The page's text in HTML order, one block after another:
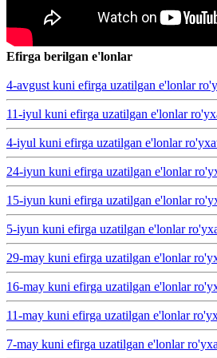
Efirga berilgan e'lonlar
4-avgust kuni efirga uzatilgan e'lonlar
11-iyul kuni efirga uzatilgan e'lonlar
4-iyul kuni efirga uzatilgan e'lonlar
24-iyun kuni efirga uzatilgan e'lonlar
15-iyun kuni efirga uzatilgan e'lonlar
5-iyun kuni efirga uzatilgan e'lonlar
29-may kuni efirga uzatilgan e'lonlar
16-may kuni efirga uzatilgan e'lonlar
11-may kuni efirga uzatilgan e'lonlar
7-may kuni efirga uzatilgan e'lonlar